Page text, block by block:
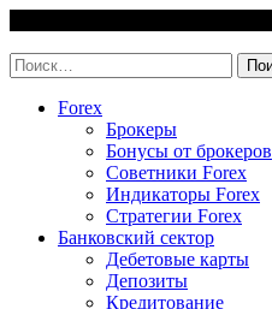
content
Найти:
Forex
Брокеры
Бонусы от брокеров
Советники Forex
Индикаторы Forex
Стратегии Forex
Банковский сектор
Дебетовые карты
Депозиты
Кредитование